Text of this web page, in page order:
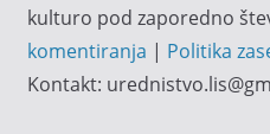
kulturo pod zaporedno
komentiranja | Politika
Kontakt: